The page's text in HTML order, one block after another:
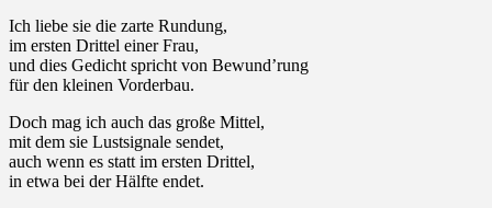
Ich liebe sie die zarte Rundung,
im ersten Drittel einer Frau,
und dies Gedicht spricht von Bewund’rung
für den kleinen Vorderbau.
Doch mag ich auch das große Mittel,
mit dem sie Lustsignale sendet,
auch wenn es statt im ersten Drittel,
in etwa bei der Hälfte endet.